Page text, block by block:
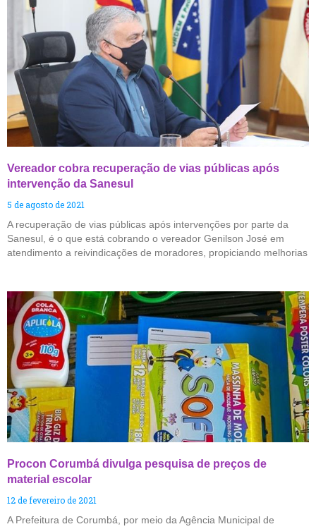
Vereador cobra recuperação de vias públicas após
intervenção da Sanesul
5 de agosto de 2021
A recuperação de vias públicas após intervenções por parte da
Sanesul, é o que está cobrando o vereador Genilson José em
atendimento a reivindicações de moradores, propiciando melhorias
Procon Corumbá divulga pesquisa de preços de
material escolar
12 de fevereiro de 2021
A Prefeitura de Corumbá, por meio da Agência Municipal de